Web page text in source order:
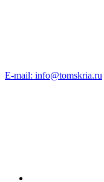
E-mail: info@tomskria.ru